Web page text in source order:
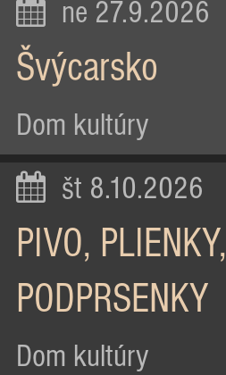
ne 27.9.2026
Švýcarsko
Dom kultúry
št 8.10.2026
PIVO, PLIENKY,
PODPRSENKY
Dom kultúry